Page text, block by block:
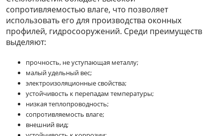
сопротивляемостью влаге, что позволяет
использовать его для производства оконных
профилей, гидросооружений. Среди преимуществ
выделяют:
прочность, не уступающая металлу;
малый удельный вес;
электроизоляционные свойства;
устойчивость к перепадам температуры;
низкая теплопроводность;
сопротивляемость влаге;
внешний вид;